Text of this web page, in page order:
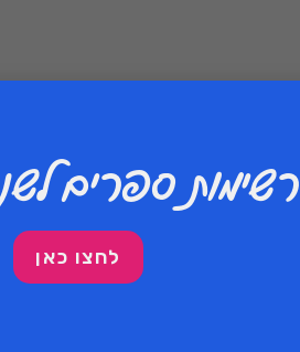
רשימות ספרים
לחצו כאן